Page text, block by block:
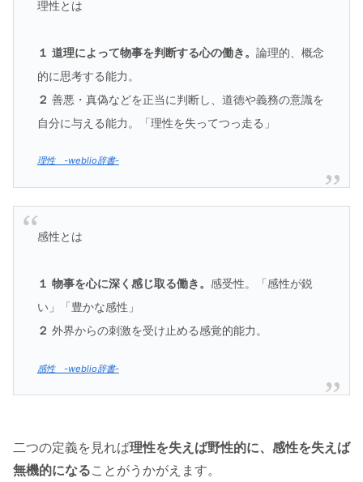
理性とは
１ 道理によって物事を判断する心の働き。 論理的、概念
的に思考する能力。
２ 善悪・真偽などを正当に判断し、道徳や義務の意識を
自分に与える能力。「理性を失ってつっ走る」
理性 -weblio辞書-
感性とは
１ 物事を心に深く感じ取る働き。 感受性。「感性が鋭
い」「豊かな感性」
２ 外界からの刺激を受け止める感覚的能力。
感性 -weblio辞書-
二つの定義を見れば理性を失えば野性的に、感性を失えば
無機的になることがうかがえます。